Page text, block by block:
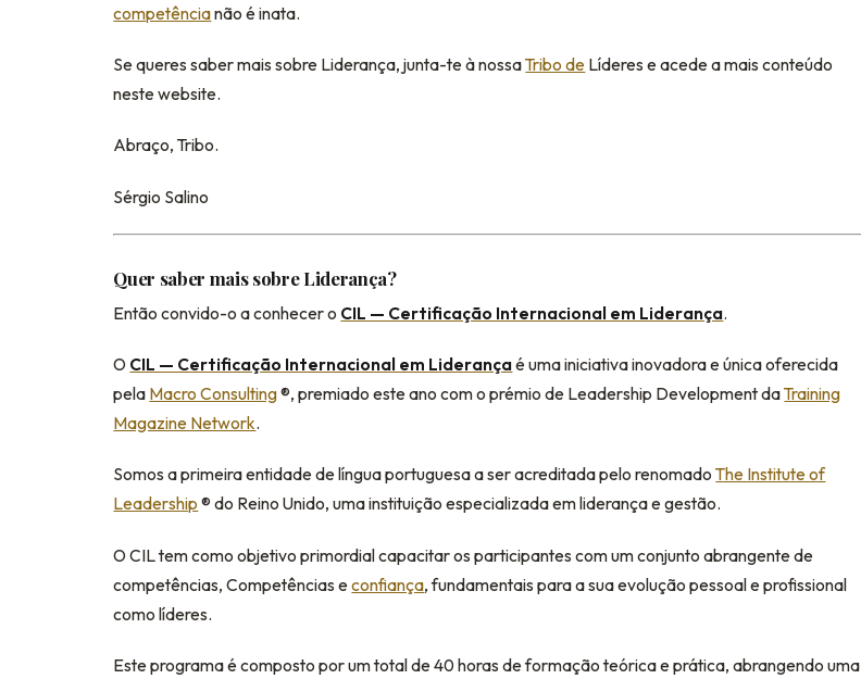
competêncianão é inata.
Se queres saber mais sobre Liderança, junta-te à nossaTribo de Líderes e acede a mais conteúdo
neste website.
Abraço, Tribo.
Sérgio Salino
Quer saber mais sobre Liderança?
Então convido-o a conhecer o CIL — Certificação Internacional em Liderança.
O CIL — Certificação Internacional em Liderançaé uma iniciativa inovadora e única oferecida
pela Macro Consulting®️, premiado este ano com o prémio de Leadership Development daTraining
Magazine Network.
Somos a primeira entidade de língua portuguesa a ser acreditada pelo renomadoThe Institute of
Leadership ®️ do Reino Unido, uma instituição especializada em liderança e gestão.
O CIL tem como objetivo primordial capacitar os participantes com um conjunto abrangente de
competências, Competências econfiança, fundamentais para a sua evolução pessoal e profissional
como líderes.
Este programa é composto por um total de 40 horas de formação teórica e prática, abrangendo uma